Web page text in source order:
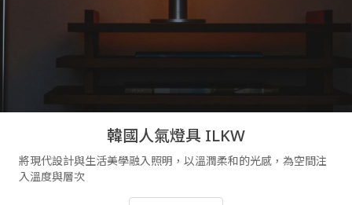
韓國人氣燈具 ILKW
將現代設計與生活美學融入照明，以溫潤柔和的光感，為空間注
入溫度與層次